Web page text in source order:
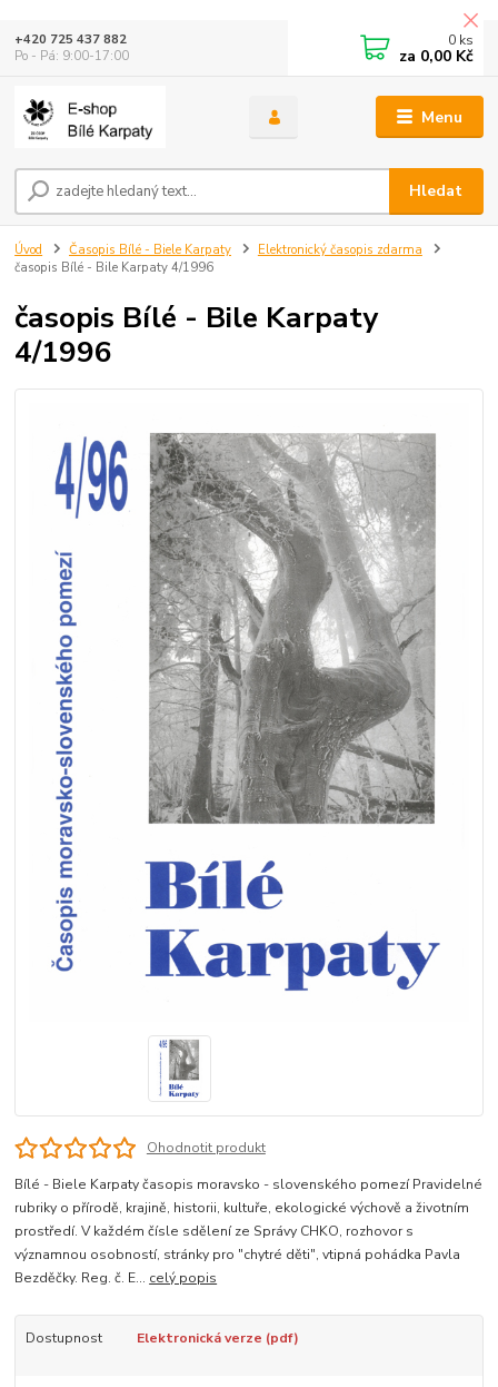
Menu
Hledat
+420 725 437 882
Po - Pá: 9:00-17:00
0 ks
za 0,00 Kč
Úvod Časopis Bílé - Biele Karpaty
Elektronický časopis zdarma
časopis Bílé - Bile Karpaty 4/1996
časopis Bílé - Bile Karpaty
4/1996
Ohodnotit produkt
Bílé - Biele Karpaty časopis moravsko - slovenského pomezí Pravidelné
rubriky o přírodě, krajině, historii, kultuře, ekologické výchově a životním
prostředí. V každém čísle sdělení ze Správy CHKO, rozhovor s
významnou osobností, stránky pro "chytré děti", vtipná pohádka Pavla
Bezděčky. Reg. č. E... celý popis
Dostupnost Elektronická verze (pdf)